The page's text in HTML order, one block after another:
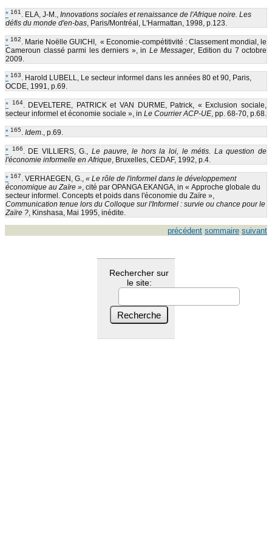
* 161 . ELA, J-M., Innovations sociales et renaissance de l'Afrique noire. Les
défis du monde d'en-bas , Paris/Montréal, L'Harmattan, 1998, p.123.
* 162
. Marie Noëlle GUICHI, « Economie-compétitivité : Classement mondial, le
Cameroun classé parmi les derniers », in Le Messager, Edition du 7 octobre
2009.
* 163
. Harold LUBELL, Le secteur informel dans les années 80 et 90, Paris,
OCDE, 1991, p.69.
* 164. DEVELTERE, PATRICK et VAN DURME, Patrick, « Exclusion sociale,
secteur informel et économie sociale », in Le Courrier ACP-UE , pp. 68-70, p.68.
* 165 Idem ., p.69.
* 166 . DE VILLIERS, G.,Le pauvre, le hors la loi, le métis. La question de
l'économie informelle en Afrique , Bruxelles, CEDAF, 1992, p.4.
* 167 . VERHAEGEN, G., « Le rôle de l'informel dans le développement
économique au Zaïre » , cité par OPANGA EKANGA, in « Approche globale du
secteur informel. Concepts et poids dans l'économie du Zaïre »,
Communication tenue lors du Colloque sur l'Informel : survie ou chance pour le
Zaïre ? , Kinshasa, Mai 1995, inédite.
précédent sommaire suivant
Rechercher sur
le site: